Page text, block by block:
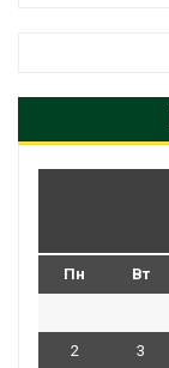
Пн Вт
2 3